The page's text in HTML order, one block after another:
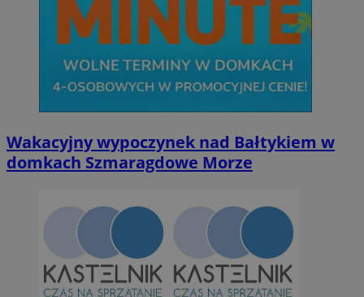
Wakacyjny wypoczynek nad Bałtykiem w
domkach Szmaragdowe Morze